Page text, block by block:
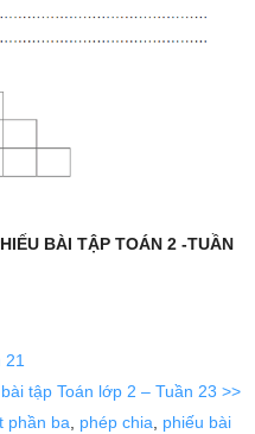
BÀI TẬP TOÁN 2 -TUẦN
tập Toán lớp 2 – Tuần 23 >>
phần ba phép chia phiếu bài